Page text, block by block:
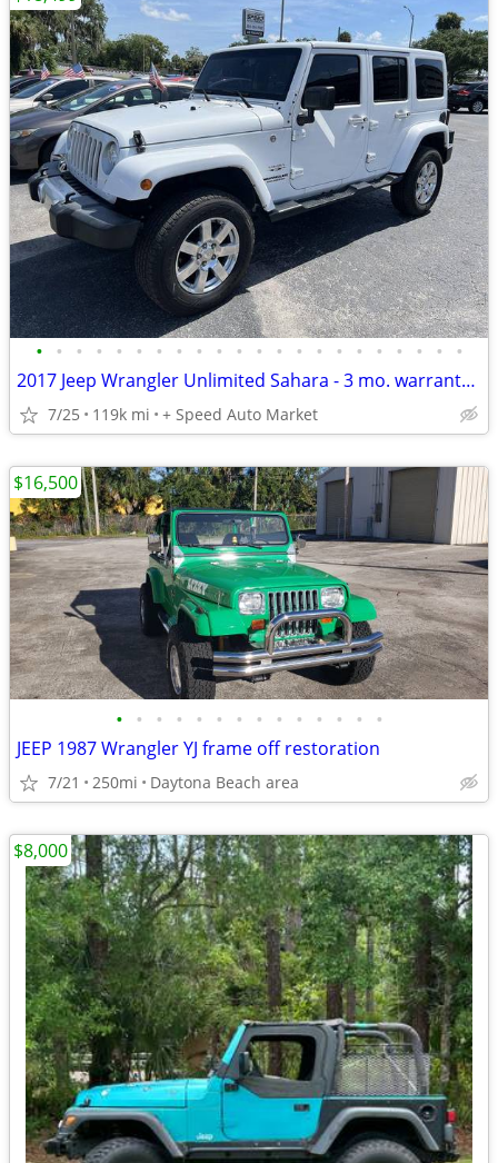
• • • • • • • • • • • • • • • • • • • • • •
2017 Jeep Wrangler Unlimited Sahara - 3 mo. warranty on qualified vehicles
7/25 119k mi + Speed Auto Market
• • • • • • • • • • • • • •
JEEP 1987 Wrangler YJ frame off restoration
7/21 250mi Daytona Beach area
$16,500
$8,000